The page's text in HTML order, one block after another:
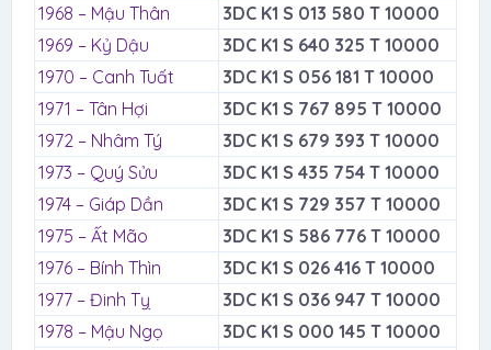
1968 – Mậu Thân
3DC K1 S 013 580 T 10000
1969 – Kỷ Dậu
3DC K1 S 640 325 T 10000
1970 – Canh Tuất
3DC K1 S 056 181 T 10000
1971 – Tân Hợi
3DC K1 S 767 895 T 10000
1972 – Nhâm Tý
3DC K1 S 679 393 T 10000
1973 – Quý Sửu
3DC K1 S 435 754 T 10000
1974 – Giáp Dần
3DC K1 S 729 357 T 10000
1975 – Ất Mão
3DC K1 S 586 776 T 10000
1976 – Bính Thìn
3DC K1 S 026 416 T 10000
1977 – Đinh Tỵ
3DC K1 S 036 947 T 10000
1978 – Mậu Ngọ
3DC K1 S 000 145 T 10000